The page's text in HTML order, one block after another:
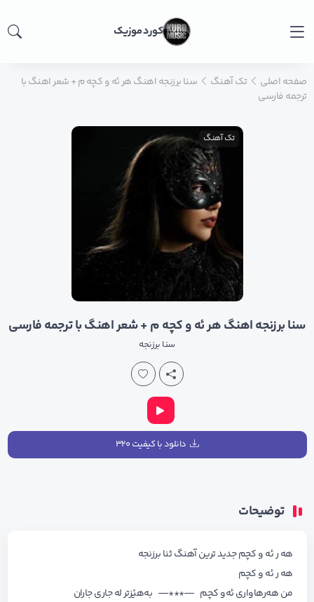
کورد موزیک
صفحه اصلی تک آهنگ
سنا برزنجه اهنگ هر ئه و کچه م + شعر اهنگ با
ترجمه فارسی
تک آهنگ
سنا برزنجه اهنگ هر ئه و کچه م + شعر اهنگ با ترجمه فارسی
سنا برزنجه
دانلود با کیفیت ۳۲۰
توضیحات
هه ر ئه و کچم جدید ترین آهنگ ثنا برزنجه
هه ر ئه و کچم
من هەرهاواری ئەو کچم —***— بەهێزتر لە جاری جاران